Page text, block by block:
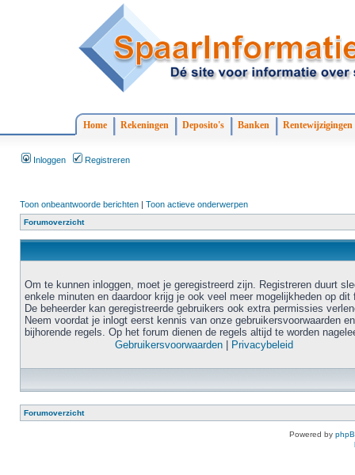
Home Rekeningen Deposito's Banken Rentewijzigingen
Inloggen Registreren
Toon onbeantwoorde berichten | Toon actieve onderwerpen
Forumoverzicht
Om te kunnen inloggen, moet je geregistreerd zijn. Registreren duurt
enkele minuten en daardoor krijg je ook veel meer mogelijkheden op dit
De beheerder kan geregistreerde gebruikers ook extra permissies
Neem voordat je inlogt eerst kennis van onze gebruikersvoorwaarden en
bijhorende regels. Op het forum dienen de regels altijd te worden
Gebruikersvoorwaarden
Privacybeleid
Forumoverzicht
Powered by